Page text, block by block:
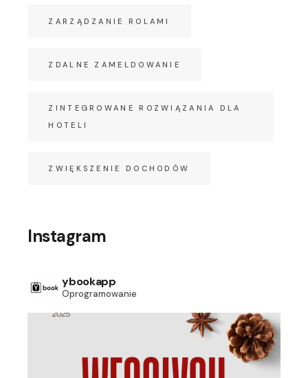
ZARZĄDZANIE ROLAMI
ZDALNE ZAMELDOWANIE
ZINTEGROWANE ROZWIĄZANIA DLA
HOTELI
ZWIĘKSZENIE DOCHODÓW
Instagram
ybookapp
Oprogramowanie